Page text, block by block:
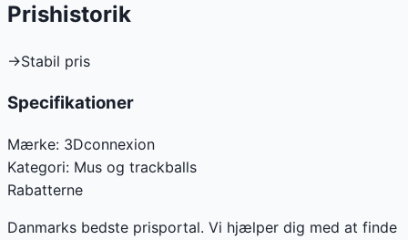
Prishistorik
→Stabil pris
Specifikationer
Mærke: 3Dconnexion
Kategori: Mus og trackballs
Rabatterne
Danmarks bedste prisportal. Vi hjælper dig med at finde